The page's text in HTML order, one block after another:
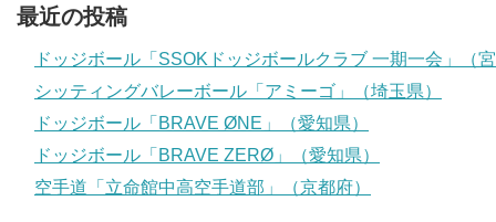
最近の投稿
ドッジボール「SSOKドッジボールクラブ 一期一会」（
シッティングバレーボール「アミーゴ」（埼玉県）
ドッジボール「BRAVE ØNE」（愛知県）
ドッジボール「BRAVE ZERØ」（愛知県）
空手道「立命館中高空手道部」（京都府）